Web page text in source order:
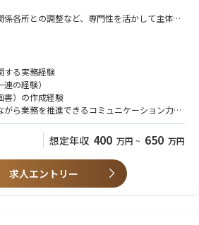
各所との調整など、専門性を活かして主体的
想定しています。
収集および適用可能性の調査
とめ（事業計画書、資金計画、技術開発計画な
情報整理
理、複数年度の執行・スケジュール管理）
チアップおよび社内共有
活かした実務主任的ポジションです
する実務経験
の経験）
書）の作成経験
がら業務を推進できるコミュニケーション力
/ Word / PowerPoint）
、研究開発型・競争的資金
等）の対応経験
系補助金の経験
想定年収 400 万円 ~ 650 万円
求人エントリー